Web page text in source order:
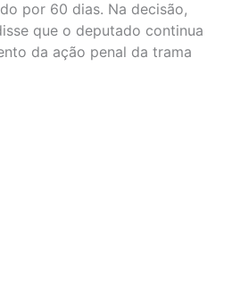
por 60 dias. Na decisão,
que o deputado continua
da ação penal da trama